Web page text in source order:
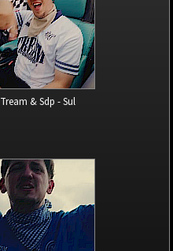
Tream & Sdp - Sul